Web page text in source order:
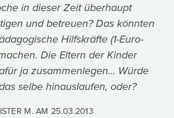
in dieser Zeit überhaupt
und betreuen? Das könnten
Hilfskräfte (1-Euro-
Die Eltern der Kinder
ja zusammenlegen… Würde
selbe hinauslaufen, oder?
M. AM25.03.2013